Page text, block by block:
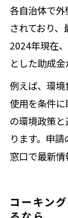
各自治体で
されており、
2024年現在
とした助成金
例えば、環
使用を条件
の環境政策
ります。申
窓口で最新情
コーキン